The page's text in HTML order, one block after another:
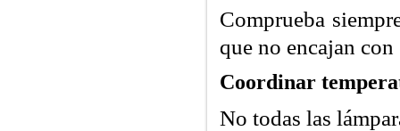
Comprueba
que no encajan
Coordinar
No todas las